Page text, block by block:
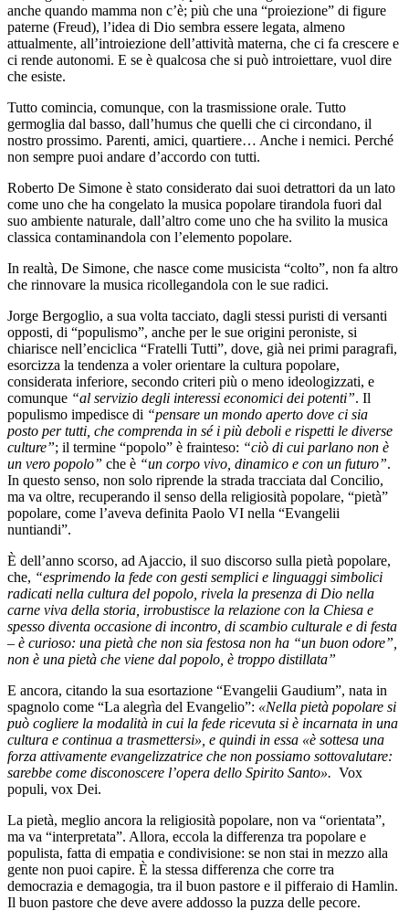
anche quando mamma non c’è; più che una “proiezione” di figure
paterne (Freud), l’idea di Dio sembra essere legata, almeno
attualmente, all’introiezione dell’attività materna, che ci fa crescere e
ci rende autonomi. E se è qualcosa che si può introiettare, vuol dire
che esiste.
Tutto comincia, comunque, con la trasmissione orale. Tutto
germoglia dal basso, dall’humus che quelli che ci circondano, il
nostro prossimo. Parenti, amici, quartiere… Anche i nemici. Perché
non sempre puoi andare d’accordo con tutti.
Roberto De Simone è stato considerato dai suoi detrattori da un lato
come uno che ha congelato la musica popolare tirandola fuori dal
suo ambiente naturale, dall’altro come uno che ha svilito la musica
classica contaminandola con l’elemento popolare.
In realtà, De Simone, che nasce come musicista “colto”, non fa altro
che rinnovare la musica ricollegandola con le sue radici.
Jorge Bergoglio, a sua volta tacciato, dagli stessi puristi di versanti
opposti, di “populismo”, anche per le sue origini peroniste, si
chiarisce nell’enciclica “Fratelli Tutti”, dove, già nei primi paragrafi,
esorcizza la tendenza a voler orientare la cultura popolare,
considerata inferiore, secondo criteri più o meno ideologizzati, e
comunque “al servizio degli interessi economici dei potenti”. Il
populismo impedisce di “pensare un mondo aperto dove ci sia
posto per tutti, che comprenda in sé i più deboli e rispetti le diverse
culture”; il termine “popolo” è frainteso: “ciò di cui parlano non è
un vero popolo” che è “un corpo vivo, dinamico e con un futuro”.
In questo senso, non solo riprende la strada tracciata dal Concilio,
ma va oltre, recuperando il senso della religiosità popolare, “pietà”
popolare, come l’aveva definita Paolo VI nella “Evangelii
nuntiandi”.
È dell’anno scorso, ad Ajaccio, il suo discorso sulla pietà popolare,
che, “esprimendo la fede con gesti semplici e linguaggi simbolici
radicati nella cultura del popolo, rivela la presenza di Dio nella
carne viva della storia, irrobustisce la relazione con la Chiesa e
spesso diventa occasione di incontro, di scambio culturale e di festa
– è curioso: una pietà che non sia festosa non ha “un buon odore”,
non è una pietà che viene dal popolo, è troppo distillata”
E ancora, citando la sua esortazione “Evangelii Gaudium”, nata in
spagnolo come “La alegrìa del Evangelio”: «Nella pietà popolare si
può cogliere la modalità in cui la fede ricevuta si è incarnata in una
cultura e continua a trasmettersi», e quindi in essa «è sottesa una
forza attivamente evangelizzatrice che non possiamo sottovalutare:
sarebbe come disconoscere l’opera dello Spirito Santo». Vox
populi, vox Dei.
La pietà, meglio ancora la religiosità popolare, non va “orientata”,
ma va “interpretata”. Allora, eccola la differenza tra popolare e
populista, fatta di empatia e condivisione: se non stai in mezzo alla
gente non puoi capire. È la stessa differenza che corre tra
democrazia e demagogia, tra il buon pastore e il pifferaio di Hamlin.
Il buon pastore che deve avere addosso la puzza delle pecore.